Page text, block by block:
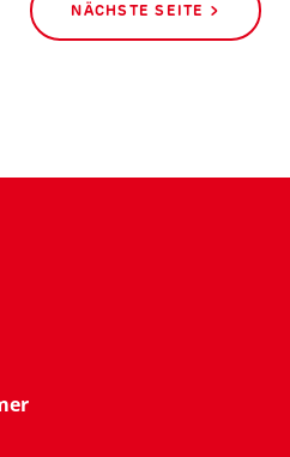
NÄCHSTE SEITE >